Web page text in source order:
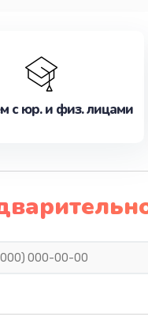
с юр. и физ. лицами